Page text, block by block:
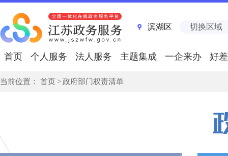
滨湖区 切换区域
首页 个人服务 法人服务 主题集成 一企来办 好
当前位置： 首页>政府部门权责清单